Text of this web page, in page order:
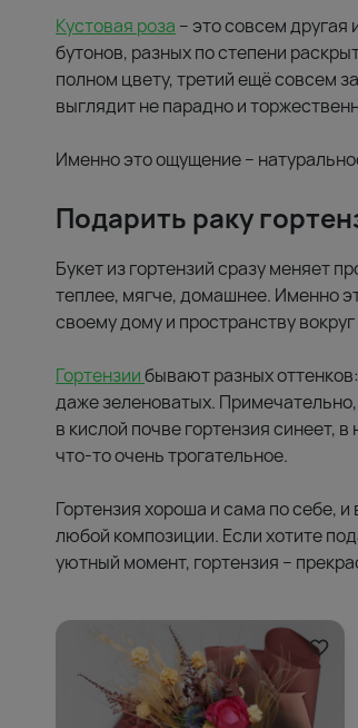
Кустовая роза – это совсем другая
бутонов, разных по степени
полном цвету, третий ещё совсем
выглядит не парадно и
Именно это ощущение –
Подарить раку
Букет из гортензий сразу меняет
теплее, мягче, домашнее. Именно
своему дому и пространству
Гортензиибывают разных
даже зеленоватых. Примечательно,
в кислой почве гортензия синеет,
что-то очень трогательное.
Гортензия хороша и сама по себе,
любой композиции. Если хотите
уютный момент, гортензия –